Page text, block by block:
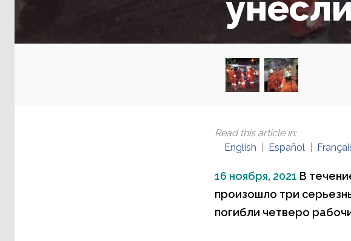
Read this article in:
English
Español
16 ноября, 2021 В
произошло три
погибли четверо